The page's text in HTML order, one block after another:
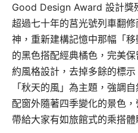
Good Design Award 設計獎
超過七十年的莒光號列車翻
神，重新建構記憶中那幅「
的黑色搭配經典橘色，完美
約風格設計，去掉多餘的標
「秋天的風」為主題，強調
配窗外隨著四季變化的景色
帶給大家有如旅館式的乘搭體